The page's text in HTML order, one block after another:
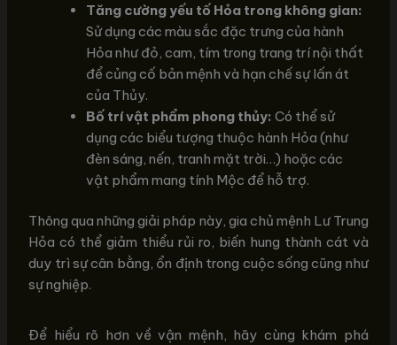
Tăng cường yếu tố Hỏa trong không gian:
Sử dụng các màu sắc đặc trưng của hành
Hỏa như đỏ, cam, tím trong trang trí nội thất
để củng cố bản mệnh và hạn chế sự lấn át
của Thủy.
Bố trí vật phẩm phong thủy: Có thể sử
dụng các biểu tượng thuộc hành Hỏa (như
đèn sáng, nến, tranh mặt trời…) hoặc các
vật phẩm mang tính Mộc để hỗ trợ.
Thông qua những giải pháp này, gia chủ mệnh Lư Trung
Hỏa có thể giảm thiểu rủi ro, biến hung thành cát và
duy trì sự cân bằng, ổn định trong cuộc sống cũng như
sự nghiệp.
Để hiểu rõ hơn về vận mệnh, hãy cùng khám phá